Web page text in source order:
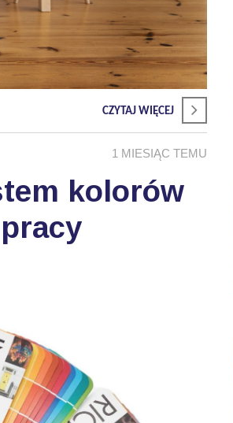
CZYTAJ WIĘCEJ
1 MIESIĄC TEMU
kolorów